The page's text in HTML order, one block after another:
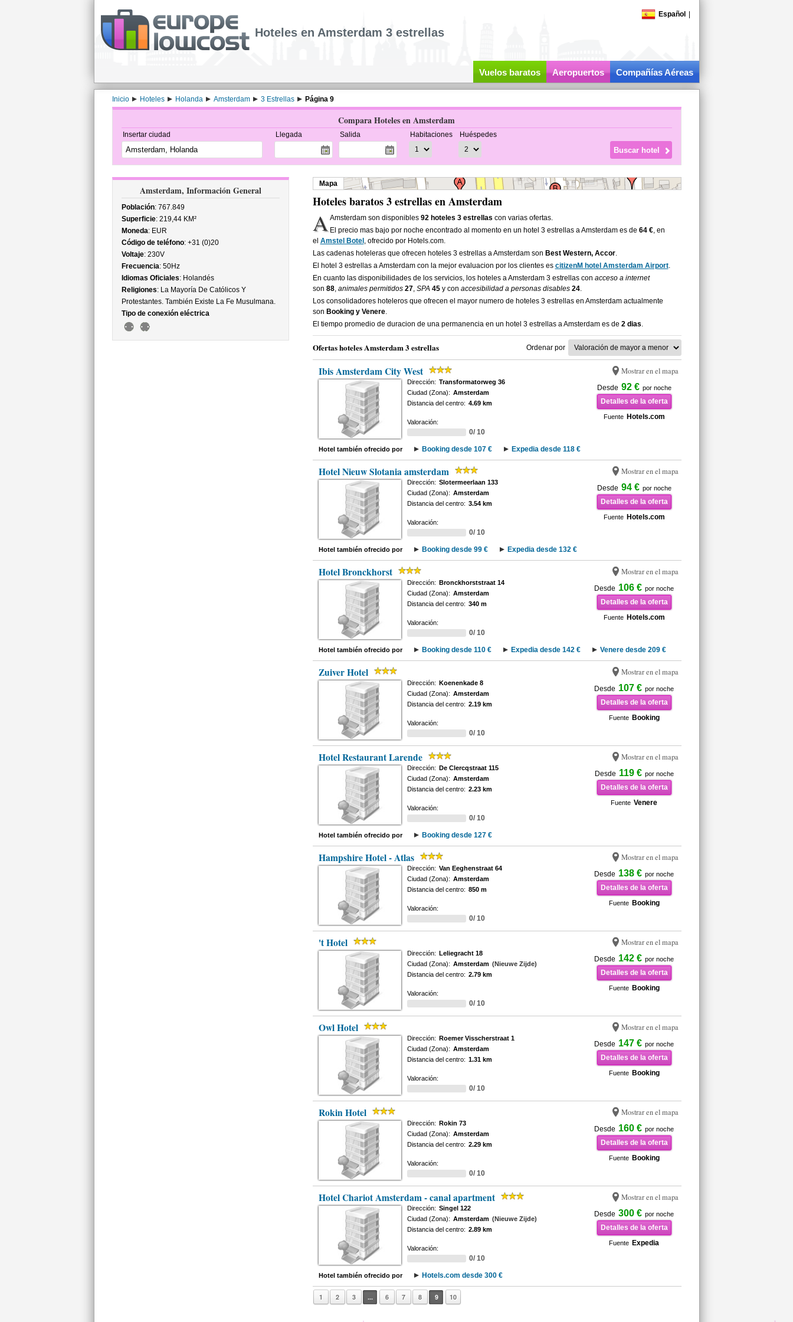
Español
Hoteles en Amsterdam 3 estrellas
Vuelos baratos Aeropuertos Compañías Aéreas
Inicio Hoteles Holanda Amsterdam 3 Estrellas Página 9
Compara Hoteles en Amsterdam
Insertar ciudad Llegada Salida Habitaciones Huéspedes
Amsterdam, Información General
Población: 767.849
Superficie: 219,44 KM²
Moneda: EUR
Código de teléfono: +31 (0)20
Voltaje: 230V
Frecuencia: 50Hz
Idiomas Oficiales: Holandés
Religiones: La Mayoría De Católicos Y
Protestantes. También Existe La Fe Musulmana.
Tipo de conexión eléctrica
Mapa
Hoteles baratos 3 estrellas en Amsterdam
A Amsterdam son disponibles92 hoteles 3 estrellas con varias ofertas.
El precio mas bajo por noche encontrado al momento en un hotel 3 estrellas a Amsterdam es de64 €, en
el Amstel Botel , ofrecido por Hotels.com.
Las cadenas hoteleras que ofrecen hoteles 3 estrellas a Amsterdam son Best Western, Accor.
El hotel 3 estrellas a Amsterdam con la mejor evaluacion por los clientes es citizenM hotel Amsterdam Airport.
En cuanto las disponibilidades de los servicios, los hoteles a Amsterdam 3 estrellas con acceso a internet
son 88, animales permitidos 27, SPA 45y con accesibilidad a personas disables 24.
Los consolidadores hoteleros que ofrecen el mayor numero de hoteles 3 estrellas en Amsterdam actualmente
son Booking y Venere.
El tiempo promedio de duracion de una permanencia en un hotel 3 estrellas a Amsterdam es de 2 dias.
Ofertas hoteles Amsterdam 3 estrellas Ordenar por
Ibis Amsterdam City West Mostrar en el mapa
Desde 92 € por noche
Detalles de la oferta
Fuente Hotels.com
Dirección: Transformatorweg 36
Ciudad (Zona): Amsterdam
Distancia del centro: 4.69 km
Valoración:
0/ 10
Hotel también ofrecido por Booking desde 107 € Expedia desde 118 €
Hotel Nieuw Slotania amsterdam Mostrar en el mapa
Desde 94 € por noche
Detalles de la oferta
Fuente Hotels.com
Dirección: Slotermeerlaan 133
Ciudad (Zona): Amsterdam
Distancia del centro: 3.54 km
Valoración:
0/ 10
Hotel también ofrecido por Booking desde 99 € Expedia desde 132 €
Hotel Bronckhorst Mostrar en el mapa
Desde 106 € por noche
Detalles de la oferta
Fuente Hotels.com
Dirección: Bronckhorststraat 14
Ciudad (Zona): Amsterdam
Distancia del centro: 340 m
Valoración:
0/ 10
Hotel también ofrecido por Booking desde 110 € Expedia desde 142 € Venere desde 209 €
Zuiver Hotel Mostrar en el mapa
Desde 107 € por noche
Detalles de la oferta
Fuente Booking
Dirección: Koenenkade 8
Ciudad (Zona): Amsterdam
Distancia del centro: 2.19 km
Valoración:
0/ 10
Hotel Restaurant Larende Mostrar en el mapa
Desde 119 € por noche
Detalles de la oferta
Fuente Venere
Dirección: De Clercqstraat 115
Ciudad (Zona): Amsterdam
Distancia del centro: 2.23 km
Valoración:
0/ 10
Hotel también ofrecido por Booking desde 127 €
Hampshire Hotel - Atlas Mostrar en el mapa
Desde 138 € por noche
Detalles de la oferta
Fuente Booking
Dirección: Van Eeghenstraat 64
Ciudad (Zona): Amsterdam
Distancia del centro: 850 m
Valoración:
0/ 10
't Hotel Mostrar en el mapa
Desde 142 € por noche
Detalles de la oferta
Fuente Booking
Dirección: Leliegracht 18
Ciudad (Zona): Amsterdam (Nieuwe Zijde)
Distancia del centro: 2.79 km
Valoración:
0/ 10
Owl Hotel Mostrar en el mapa
Desde 147 € por noche
Detalles de la oferta
Fuente Booking
Dirección: Roemer Visscherstraat 1
Ciudad (Zona): Amsterdam
Distancia del centro: 1.31 km
Valoración:
0/ 10
Rokin Hotel Mostrar en el mapa
Desde 160 € por noche
Detalles de la oferta
Fuente Booking
Dirección: Rokin 73
Ciudad (Zona): Amsterdam
Distancia del centro: 2.29 km
Valoración:
0/ 10
Hotel Chariot Amsterdam - canal apartment Mostrar en el mapa
Desde 300 € por noche
Detalles de la oferta
Fuente Expedia
Dirección: Singel 122
Ciudad (Zona): Amsterdam (Nieuwe Zijde)
Distancia del centro: 2.89 km
Valoración:
0/ 10
Hotel también ofrecido por Hotels.com desde 300 €
1 2 3 ... 6 7 8 9 10